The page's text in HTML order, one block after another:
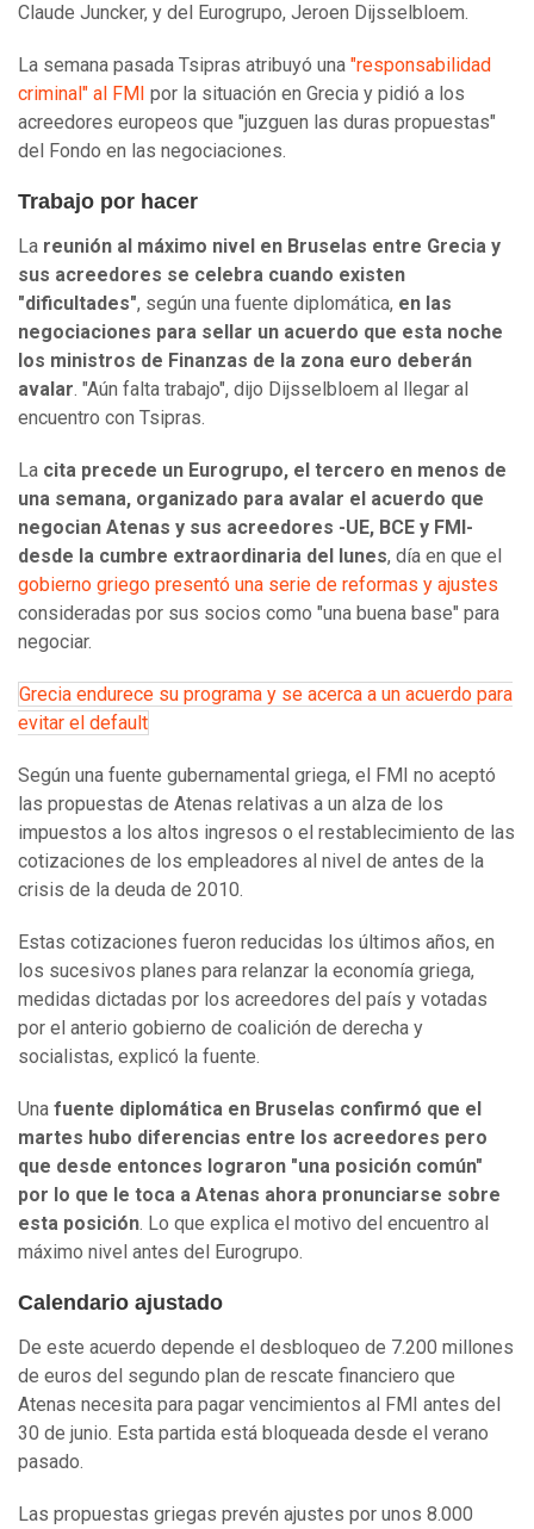
Claude Juncker, y del Eurogrupo, Jeroen Dijsselbloem.
La semana pasada Tsipras atribuyó una "responsabilidad
criminal" al FMI por la situación en Grecia y pidió a los
acreedores europeos que "juzguen las duras propuestas"
del Fondo en las negociaciones.
Trabajo por hacer
La reunión al máximo nivel en Bruselas entre Grecia y
sus acreedores se celebra cuando existen
"dificultades", según una fuente diplomática, en las
negociaciones para sellar un acuerdo que esta noche
los ministros de Finanzas de la zona euro deberán
avalar. "Aún falta trabajo", dijo Dijsselbloem al llegar al
encuentro con Tsipras.
La cita precede un Eurogrupo, el tercero en menos de
una semana, organizado para avalar el acuerdo que
negocian Atenas y sus acreedores -UE, BCE y FMI-
desde la cumbre extraordinaria del lunes, día en que el
gobierno griego presentó una serie de reformas y ajustes
consideradas por sus socios como "una buena base" para
negociar.
Grecia endurece su programa y se acerca a un acuerdo para
evitar el default
Según una fuente gubernamental griega, el FMI no aceptó
las propuestas de Atenas relativas a un alza de los
impuestos a los altos ingresos o el restablecimiento de las
cotizaciones de los empleadores al nivel de antes de la
crisis de la deuda de 2010.
Estas cotizaciones fueron reducidas los últimos años, en
los sucesivos planes para relanzar la economía griega,
medidas dictadas por los acreedores del país y votadas
por el anterio gobierno de coalición de derecha y
socialistas, explicó la fuente.
Una fuente diplomática en Bruselas confirmó que el
martes hubo diferencias entre los acreedores pero
que desde entonces lograron "una posición común"
por lo que le toca a Atenas ahora pronunciarse sobre
esta posición. Lo que explica el motivo del encuentro al
máximo nivel antes del Eurogrupo.
Calendario ajustado
De este acuerdo depende el desbloqueo de 7.200 millones
de euros del segundo plan de rescate financiero que
Atenas necesita para pagar vencimientos al FMI antes del
30 de junio. Esta partida está bloqueada desde el verano
pasado.
Las propuestas griegas prevén ajustes por unos 8.000